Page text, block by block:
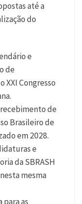
até a
do
e
de
XXI Congresso
de
Brasileiro de
em 2028.
e
da SBRASH
mesma
as